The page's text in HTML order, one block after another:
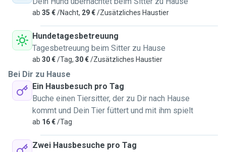
ab 35 €/Nacht, 29 €/Zusätzliches Haustier
Hundetagesbetreuung
Tagesbetreuung beim Sitter zu Hause
ab 30 €/Tag, 30 €/Zusätzliches Haustier
Bei Dir zu Hause
Ein Hausbesuch pro Tag
Buche einen Tiersitter, der zu Dir nach Hause
kommt und Dein Tier füttert und mit ihm spielt
ab 16 €/Tag
Zwei Hausbesuche pro Tag